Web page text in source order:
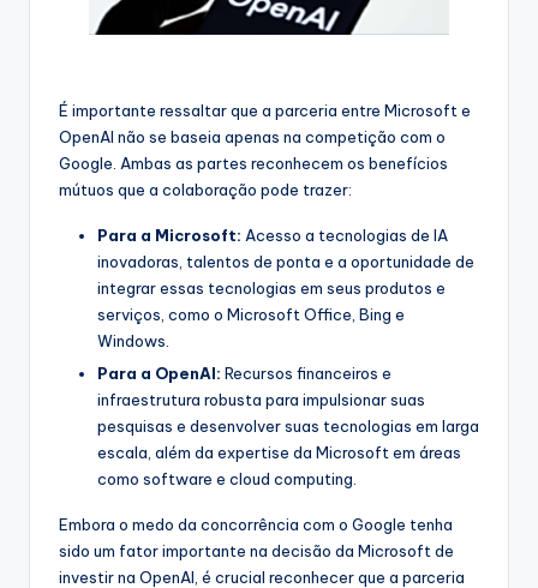
É importante ressaltar que a parceria entre Microsoft e
OpenAI não se baseia apenas na competição com o
Google. Ambas as partes reconhecem os benefícios
mútuos que a colaboração pode trazer:
Para a Microsoft: Acesso a tecnologias de IA
inovadoras, talentos de ponta e a oportunidade de
integrar essas tecnologias em seus produtos e
serviços, como o Microsoft Office, Bing e
Windows.
Para a OpenAI: Recursos financeiros e
infraestrutura robusta para impulsionar suas
pesquisas e desenvolver suas tecnologias em larga
escala, além da expertise da Microsoft em áreas
como software e cloud computing.
Embora o medo da concorrência com o Google tenha
sido um fator importante na decisão da Microsoft de
investir na OpenAI, é crucial reconhecer que a parceria